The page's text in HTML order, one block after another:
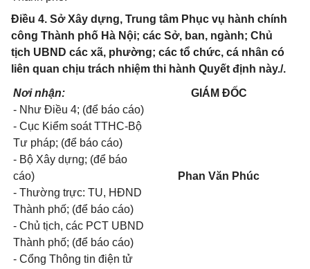
Điều 4. Sở Xây dựng, Trung tâm Phục vụ hành chính
công Thành phố Hà Nội; các Sở, ban, ngành; Chủ
tịch UBND các xã, phường; các tổ chức, cá nhân có
liên quan chịu trách nhiệm thi hành Quyết định này./.
Nơi nhận:
- Như Điều 4; (để báo cáo)
- Cục Kiểm soát TTHC-Bộ
Tư pháp; (để báo cáo)
- Bộ Xây dựng; (để báo
cáo)
- Thường trực: TU, HĐND
Thành phố; (để báo cáo)
- Chủ tịch, các PCT UBND
Thành phố; (để báo cáo)
- Cổng Thông tin điện tử
GIÁM ĐỐC
Phan Văn Phúc